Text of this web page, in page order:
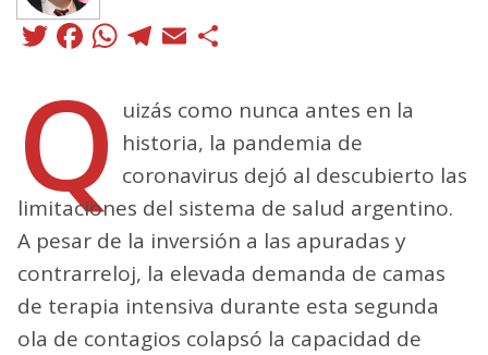
Twitter
Facebook
WhatsApp
Telegram
Email
Q uizás como nunca antes en la
historia, la pandemia de
coronavirus dejó al descubierto las
limitaciones del sistema de salud argentino.
A pesar de la inversión a las apuradas y
contrarreloj, la elevada demanda de camas
de terapia intensiva durante esta segunda
ola de contagios colapsó la capacidad de